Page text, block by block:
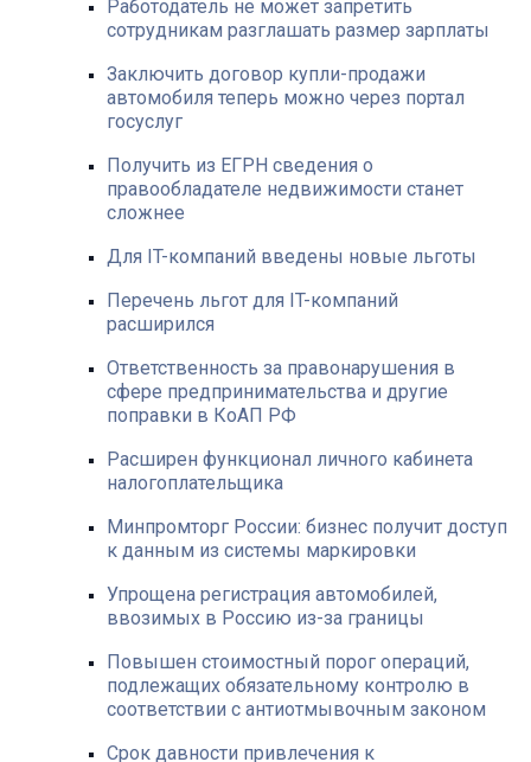
Работодатель не может запретить
сотрудникам разглашать размер зарплаты
Заключить договор купли-продажи
автомобиля теперь можно через портал
госуслуг
Получить из ЕГРН сведения о
правообладателе недвижимости станет
сложнее
Для IT-компаний введены новые льготы
Перечень льгот для IT-компаний
расширился
Ответственность за правонарушения в
сфере предпринимательства и другие
поправки в КоАП РФ
Расширен функционал личного кабинета
налогоплательщика
Минпромторг России: бизнес получит доступ
к данным из системы маркировки
Упрощена регистрация автомобилей,
ввозимых в Россию из-за границы
Повышен стоимостный порог операций,
подлежащих обязательному контролю в
соответствии с антиотмывочным законом
Срок давности привлечения к